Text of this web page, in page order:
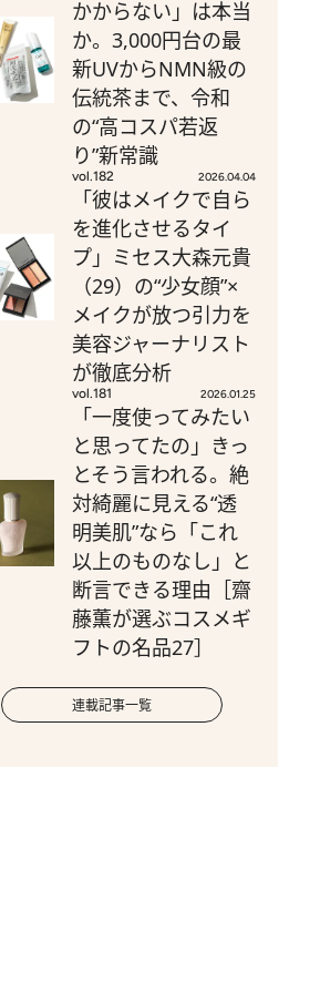
かからない」は本当
か。3,000円台の最
新UVからNMN級の
伝統茶まで、令和
の“高コスパ若返
り”新常識
vol.182 2026.04.04
「彼はメイクで自ら
を進化させるタイ
プ」ミセス大森元貴
（29）の“少女顔”×
メイクが放つ引力を
美容ジャーナリスト
が徹底分析
vol.181 2026.01.25
「一度使ってみたい
と思ってたの」きっ
とそう言われる。絶
対綺麗に見える“透
明美肌”なら「これ
以上のものなし」と
断言できる理由［齋
藤薫が選ぶコスメギ
フトの名品27］
連載記事一覧